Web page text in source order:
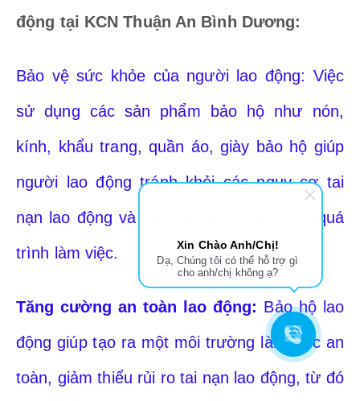
động tại KCN Thuận An Bình Dương:
Bảo vệ sức khỏe của người lao động: Việc
sử dụng các sản phẩm bảo hộ như nón,
kính, khẩu trang, quần áo, giày bảo hộ giúp
người lao động tránh khỏi các nguy cơ tai
nạn lao động và bảo vệ sức khỏe trong quá
trình làm việc.
Tăng cường an toàn lao động: Bảo hộ lao
động giúp tạo ra một môi trường làm việc an
toàn, giảm thiểu rủi ro tai nạn lao động, từ đó
Xin Chào Anh/Chị!
Dạ, Chúng tôi có thể hỗ trợ gì
cho anh/chị không ạ?